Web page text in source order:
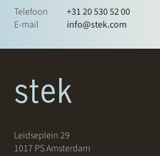
Telefoon
+31 20 530 52 00
E-mail
info@stek.com
Leidseplein 29
1017 PS Amsterdam